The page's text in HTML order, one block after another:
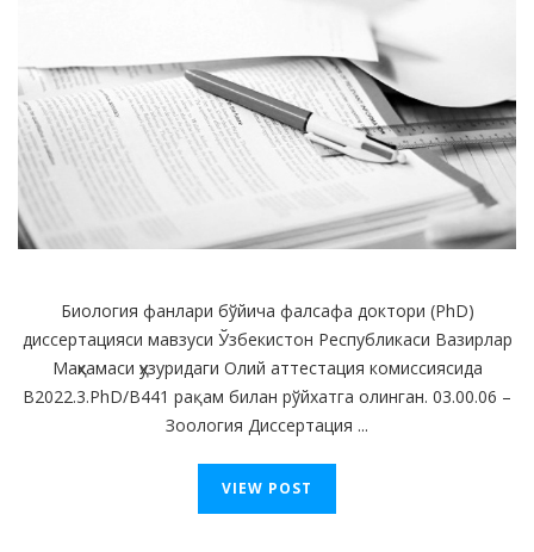
Биология фанлари бўйича фалсафа доктори (PhD)
диссертацияси мавзуси Ўзбекистон Республикаси Вазирлар
Маҳкамаси ҳузуридаги Олий аттестация комиссиясида
B2022.3.PhD/B441 рақам билан рўйхатга олинган. 03.00.06 –
Зоология Диссертация ...
VIEW POST